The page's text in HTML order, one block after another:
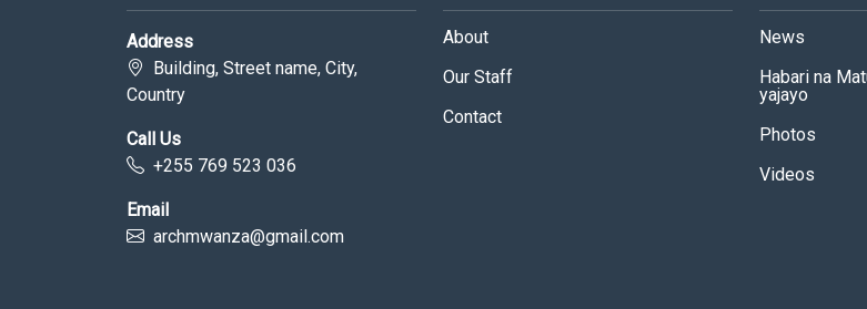
Address
Building, Street name, City,
Country
Call Us
+255 769 523 036
Email
archmwanza@gmail.com
About
Our Staff
Contact
News
Habari na
yajayo
Photos
Videos